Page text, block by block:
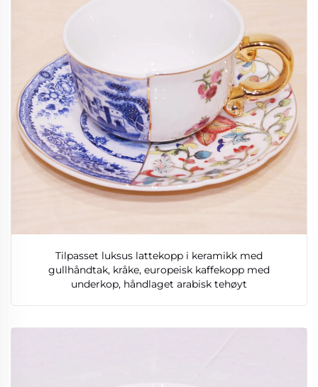
Tilpasset luksus lattekopp i keramikk med
gullhåndtak, kråke, europeisk kaffekopp med
underkop, håndlaget arabisk tehøyt